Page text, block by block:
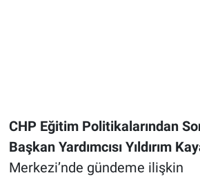
CHP Eğitim Politikalarından
Başkan Yardımcısı Yıldırım
Merkezi’nde gündeme ilişkin